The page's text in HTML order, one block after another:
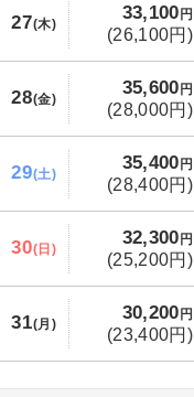
27(木)
33,100 円
(26,100円)
28(金)
35,600 円
(28,000円)
29(土)
35,400 円
(28,400円)
30(日)
32,300 円
(25,200円)
31(月)
30,200 円
(23,400円)